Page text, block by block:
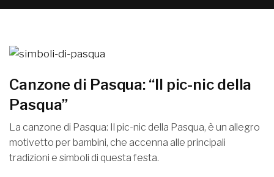
Canzone di Pasqua: “Il pic-nic della
Pasqua”
La canzone di Pasqua: Il pic-nic della Pasqua, è un allegro
motivetto per bambini, che accenna alle principali
tradizioni e simboli di questa festa.